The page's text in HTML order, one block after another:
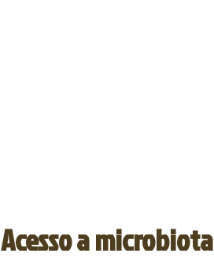
Acesso a microbiota